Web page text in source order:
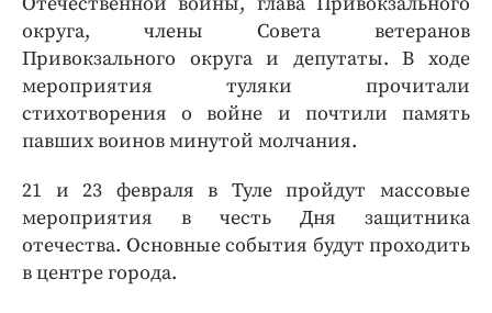
округа, члены Совета ветеранов
Привокзального округа и депутаты. В ходе
мероприятия туляки прочитали
стихотворения о войне и почтили память
павших воинов минутой молчания.
21 и 23 февраля в Туле пройдут массовые
мероприятия в честь Дня защитника
отечества. Основные события будут проходить
в центре города.